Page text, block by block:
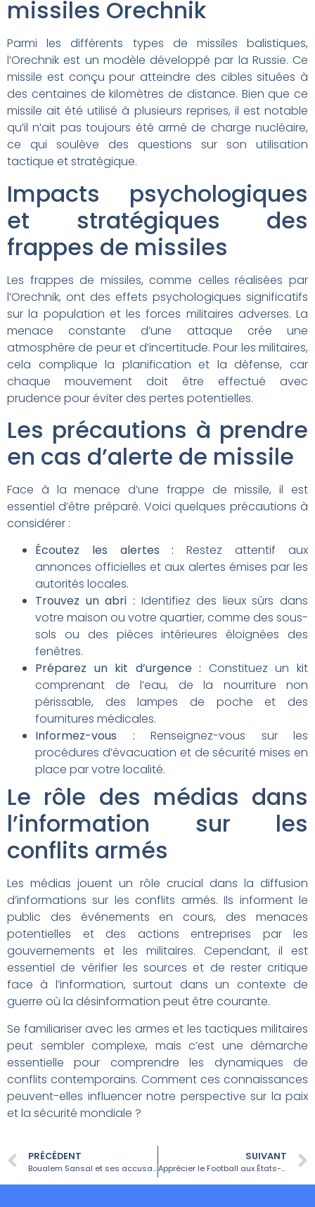
missiles Orechnik
Parmi les différents types de missiles balistiques,
l’Orechnik est un modèle développé par la Russie. Ce
missile est conçu pour atteindre des cibles situées à
des centaines de kilomètres de distance. Bien que ce
missile ait été utilisé à plusieurs reprises, il est notable
qu’il n’ait pas toujours été armé de charge nucléaire,
ce qui soulève des questions sur son utilisation
tactique et stratégique.
Impacts psychologiques
et stratégiques des
frappes de missiles
Les frappes de missiles, comme celles réalisées par
l’Orechnik, ont des effets psychologiques significatifs
sur la population et les forces militaires adverses. La
menace constante d’une attaque crée une
atmosphère de peur et d’incertitude. Pour les militaires,
cela complique la planification et la défense, car
chaque mouvement doit être effectué avec
prudence pour éviter des pertes potentielles.
Les précautions à prendre
en cas d’alerte de missile
Face à la menace d’une frappe de missile, il est
essentiel d’être préparé. Voici quelques précautions à
considérer :
Écoutez les alertes : Restez attentif aux
annonces officielles et aux alertes émises par les
autorités locales.
Trouvez un abri : Identifiez des lieux sûrs dans
votre maison ou votre quartier, comme des sous-
sols ou des pièces intérieures éloignées des
fenêtres.
Préparez un kit d’urgence : Constituez un kit
comprenant de l’eau, de la nourriture non
périssable, des lampes de poche et des
fournitures médicales.
Informez-vous : Renseignez-vous sur les
procédures d’évacuation et de sécurité mises en
place par votre localité.
Le rôle des médias dans
l’information sur les
conflits armés
Les médias jouent un rôle crucial dans la diffusion
d’informations sur les conflits armés. Ils informent le
public des événements en cours, des menaces
potentielles et des actions entreprises par les
gouvernements et les militaires. Cependant, il est
essentiel de vérifier les sources et de rester critique
face à l’information, surtout dans un contexte de
guerre où la désinformation peut être courante.
Se familiariser avec les armes et les tactiques militaires
peut sembler complexe, mais c’est une démarche
essentielle pour comprendre les dynamiques de
conflits contemporains. Comment ces connaissances
peuvent-elles influencer notre perspective sur la paix
et la sécurité mondiale ?
PRÉCÉDENT
Boualem Sansal et ses accusations contre Gallimard : Questions Fréquemment Posées
SUIVANT
Apprécier le Football aux États-Unis : Guide Pratique pour Débutants